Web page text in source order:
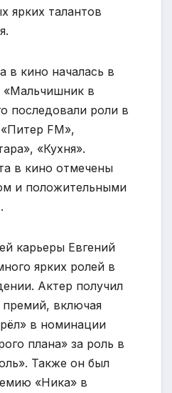
ярких талантов
в кино началась в
«Мальчишник в
последовали роли в
FM»,
«Кухня».
в кино отмечены
и положительными
карьеры Евгений
ярких ролей в
Актер получил
премий, включая
в номинации
плана» за роль в
Также он был
«Ника» в